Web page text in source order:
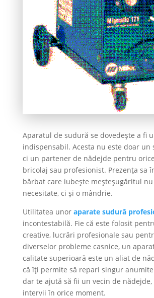
Aparatul de sudură se dovedește a fi
indispensabil. Acesta nu este doar
ci un partener de nădejde pentru
bricolaj sau profesionist. Prezența sa
bărbat care iubește meșteșugăritul
necesitate, ci și o mândrie.
Utilitatea unor aparate sudură
incontestabilă. Fie că este folosit
creative, lucrări profesionale sau
diverselor probleme casnice, un
calitate superioară este un aliat de
că îți permite să repari singur
dar te ajută să fii un vecin de nădejde,
intervii în orice moment.